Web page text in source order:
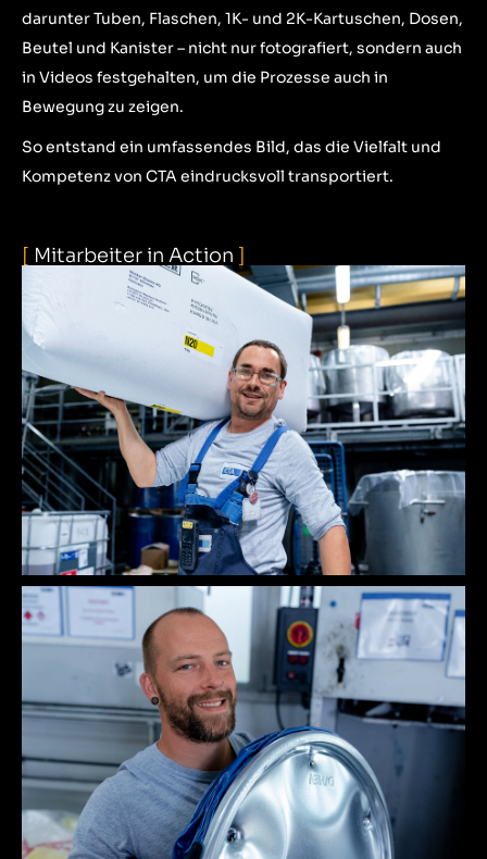
darunter Tuben, Flaschen, 1K- und 2K-Kartuschen, Dosen,
Beutel und Kanister – nicht nur fotografiert, sondern auch
in Videos festgehalten, um die Prozesse auch in
Bewegung zu zeigen.
So entstand ein umfassendes Bild, das die Vielfalt und
Kompetenz von CTA eindrucksvoll transportiert.
[ Mitarbeiter in Action ]